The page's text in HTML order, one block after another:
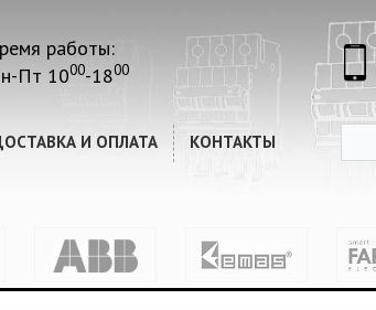
работы:
Пт 1000-1800
И ОПЛАТА
КОНТАКТЫ